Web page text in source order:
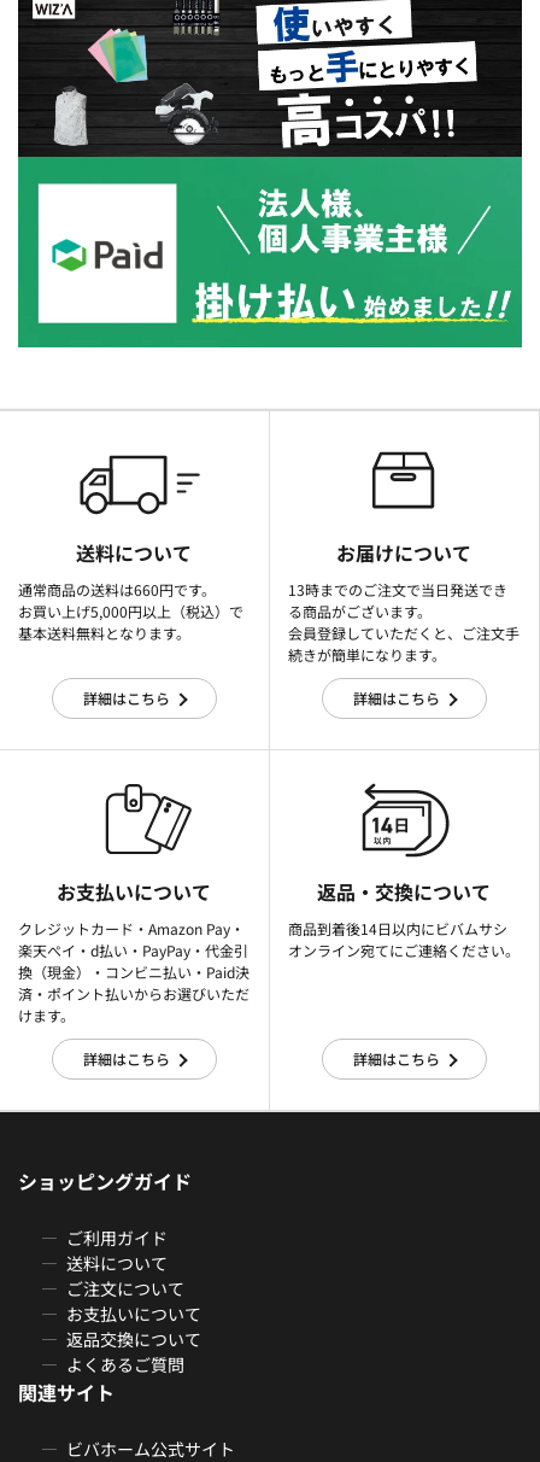
送料について
通常商品の送料は660円です。
お買い上げ5,000円以上（税込）で
基本送料無料となります。
詳細はこちら
お届けについて
13時までのご注文で当日発送でき
る商品がございます。
会員登録していただくと、ご注文手
続きが簡単になります。
詳細はこちら
お支払いについて
クレジットカード・Amazon Pay・
楽天ぺイ・d払い・PayPay・代金引
換（現金）・コンビニ払い・Paid決
済・ポイント払いからお選びいただ
けます。
詳細はこちら
返品・交換について
商品到着後14日以内にビバムサシ
オンライン宛てにご連絡ください。
詳細はこちら
ショッピングガイド
ご利用ガイド
送料について
ご注文について
お支払いについて
返品交換について
よくあるご質問
関連サイト
ビバホーム公式サイト